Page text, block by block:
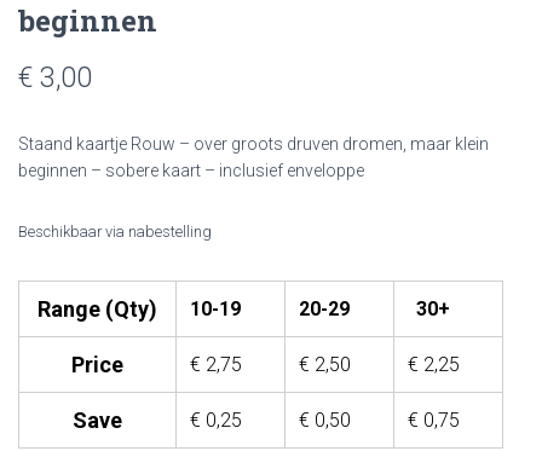
beginnen
€ 3,00
Staand kaartje Rouw – over groots druven dromen, maar klein
beginnen – sobere kaart – inclusief enveloppe
Beschikbaar via nabestelling
Range (Qty) 10-19 20-29 30+
Price € 2,75 € 2,50 € 2,25
Save € 0,25 € 0,50 € 0,75